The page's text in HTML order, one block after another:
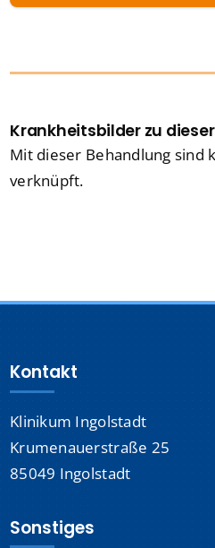
Krankheitsbilder zu
Mit dieser Behandlung sind
verknüpft.
Kontakt
Klinikum Ingolstadt
Krumenauerstraße 25
85049 Ingolstadt
Sonstiges